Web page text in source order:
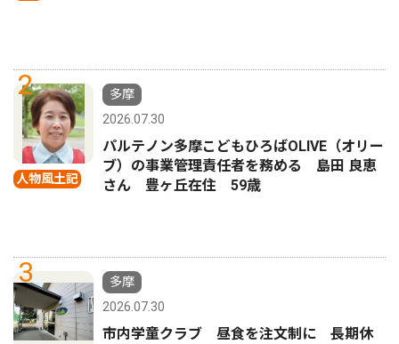
2
人物風土記
多摩
2026.07.30
パルテノン多摩こどもひろばOLIVE（オリー
ブ）の事業管理責任者を務める 島田 良恵
さん 豊ヶ丘在住 59歳
3
多摩
2026.07.30
市内学童クラブ 昼食を注文制に 長期休